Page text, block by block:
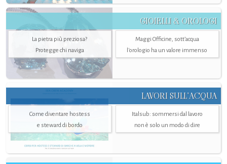
GIOIELLI & OROLOGI
La pietra più preziosa?
Protegge chi naviga
Maggi Officine, sott’acqua
l'orologio ha un valore immenso
LAVORI SULL’ACQUA
Come diventare hostess
e steward di bordo
Italsub: sommersi dal lavoro
non è solo un modo di dire